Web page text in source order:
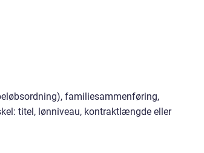
familiesammenføring,
titel, lønniveau, kontraktlængde eller